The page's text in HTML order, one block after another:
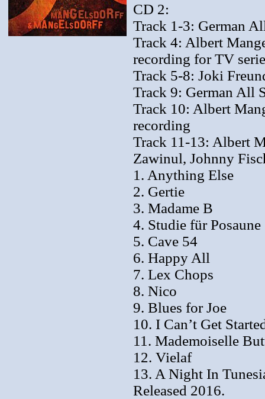
CD 2:
Track 1-3: German
Track 4: Albert
recording for TV
Track 5-8: Joki
Track 9: German All
Track 10: Albert
recording
Track 11-13: Albert
Zawinul, Johnny
1. Anything Else
2. Gertie
3. Madame B
4. Studie für Posaune
5. Cave 54
6. Happy All
7. Lex Chops
8. Nico
9. Blues for Joe
10. I Can’t Get
11. Mademoiselle
12. Vielaf
13. A Night In
Released 2016.